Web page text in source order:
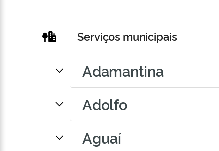
Serviços municipais
Adamantina
Adolfo
Aguaí